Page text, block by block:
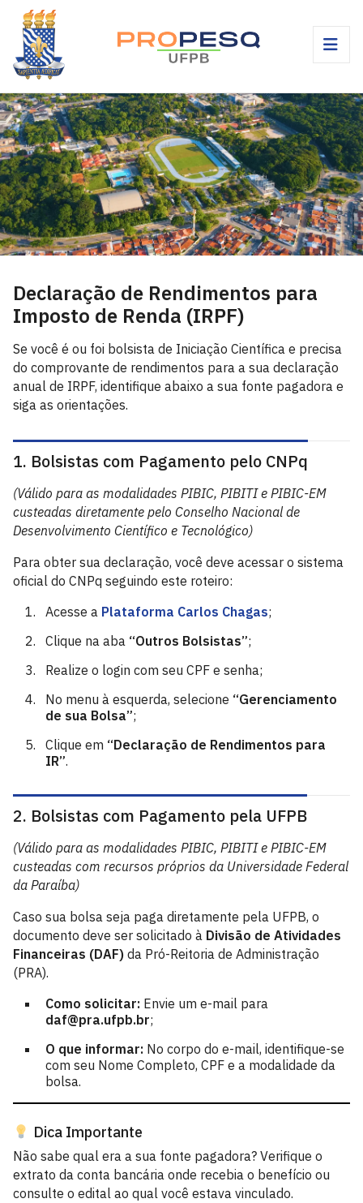
Declaração de Rendimentos para
Imposto de Renda (IRPF)
Se você é ou foi bolsista de Iniciação Científica e precisa
do comprovante de rendimentos para a sua declaração
anual de IRPF, identifique abaixo a sua fonte pagadora e
siga as orientações.
1. Bolsistas com Pagamento pelo CNPq
(Válido para as modalidades PIBIC, PIBITI e PIBIC-EM
custeadas diretamente pelo Conselho Nacional de
Desenvolvimento Científico e Tecnológico)
Para obter sua declaração, você deve acessar o sistema
oficial do CNPq seguindo este roteiro:
Acesse a Plataforma Carlos Chagas;
Clique na aba “Outros Bolsistas”;
Realize o login com seu CPF e senha;
No menu à esquerda, selecione “Gerenciamento
de sua Bolsa”;
Clique em “Declaração de Rendimentos para
IR”.
2. Bolsistas com Pagamento pela UFPB
(Válido para as modalidades PIBIC, PIBITI e PIBIC-EM
custeadas com recursos próprios da Universidade Federal
da Paraíba)
Caso sua bolsa seja paga diretamente pela UFPB, o
documento deve ser solicitado à Divisão de Atividades
Financeiras (DAF) da Pró-Reitoria de Administração
(PRA).
Como solicitar: Envie um e-mail para
daf@pra.ufpb.br;
O que informar: No corpo do e-mail, identifique-se
com seu Nome Completo, CPF e a modalidade da
bolsa.
Dica Importante
Não sabe qual era a sua fonte pagadora? Verifique o
extrato da conta bancária onde recebia o benefício ou
consulte o edital ao qual você estava vinculado.